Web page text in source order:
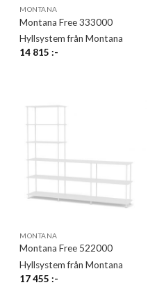
MONTANA
Montana Free 333000
Hyllsystem från Montana
14 815:-
MONTANA
Montana Free 522000
Hyllsystem från Montana
17 455:-